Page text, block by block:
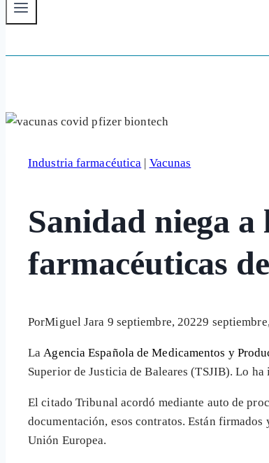
Industria farmacéutica | Vacunas
Sanidad niega a
farmacéuticas
PorMiguel Jara 9 septiembre, 20229
La Agencia Española de Medicamentos y
Superior de Justicia de Baleares (TSJIB). Lo
El citado Tribunal acordó mediante auto de
documentación, esos contratos. Están firmados
Unión Europea.